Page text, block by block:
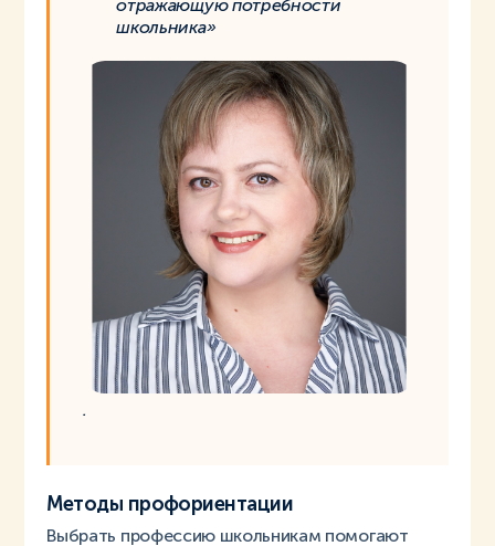
отражающую потребности
школьника»
.
Методы профориентации
Выбрать профессию школьникам помогают